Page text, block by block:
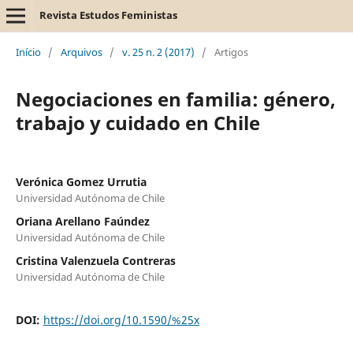
Revista Estudos Feministas
Início / Arquivos / v. 25 n. 2 (2017) / Artigos
Negociaciones en familia: género,
trabajo y cuidado en Chile
Verónica Gomez Urrutia
Universidad Autónoma de Chile
Oriana Arellano Faúndez
Universidad Autónoma de Chile
Cristina Valenzuela Contreras
Universidad Autónoma de Chile
DOI: https://doi.org/10.1590/%25x